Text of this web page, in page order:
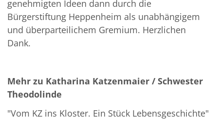
genehmigten Ideen dann durch die
Bürgerstiftung Heppenheim als unabhängigem
und überparteilichem Gremium. Herzlichen
Dank.
Mehr zu Katharina Katzenmaier / Schwester
Theodolinde
"Vom KZ ins Kloster. Ein Stück Lebensgeschichte"